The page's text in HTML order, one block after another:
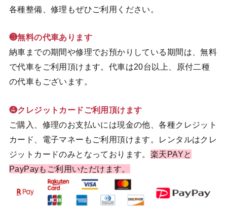
各種整備、修理もぜひご利用ください。
❸無料の代車あります
納車までの期間や修理でお預かりしている期間は、無料
で代車をご利用頂けます。代車は20台以上、原付二種
の代車もございます。
❹クレジットカードご利用頂けます
ご購入、修理のお支払いには現金の他、各種クレジット
カード、電子マネーもご利用頂けます。レンタルはクレ
ジットカードのみとなっております。 楽天PAYと
PayPayもご利用いただけます。